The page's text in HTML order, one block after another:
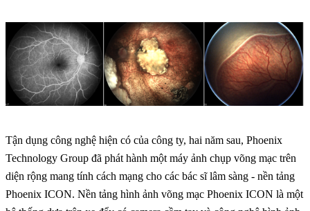
Tận dụng công nghệ hiện có của công ty, hai năm sau, Phoenix
Technology Group đã phát hành một máy ảnh chụp võng mạc trên
diện rộng mang tính cách mạng cho các bác sĩ lâm sàng - nền tảng
Phoenix ICON. Nền tảng hình ảnh võng mạc Phoenix ICON là một